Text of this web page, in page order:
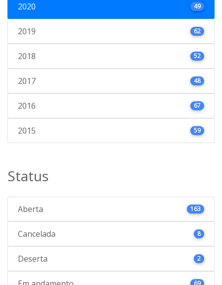
2020 49
2019 62
2018 52
2017 48
2016 67
2015 59
Status
Aberta 163
Cancelada 8
Deserta 2
69